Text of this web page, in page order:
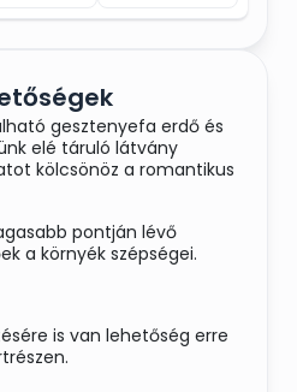
gesztenyefa erdő és
elé táruló látvány
kölcsönöz a romantikus
pontján lévő
a környék szépségei.
is van lehetőség erre